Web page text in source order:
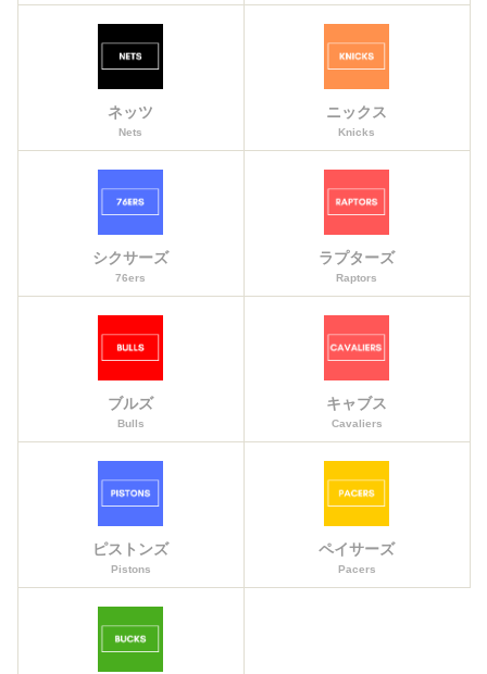
ネッツ
Nets
ニックス
Knicks
シクサーズ
76ers
ラプターズ
Raptors
ブルズ
Bulls
キャブス
Cavaliers
ピストンズ
Pistons
ペイサーズ
Pacers